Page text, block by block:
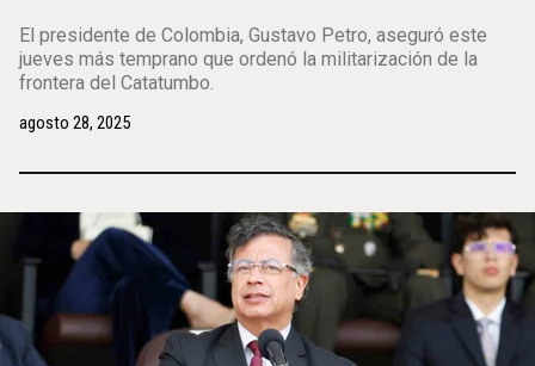
El presidente de Colombia, Gustavo Petro, aseguró este
jueves más temprano que ordenó la militarización de la
frontera del Catatumbo.
agosto 28, 2025